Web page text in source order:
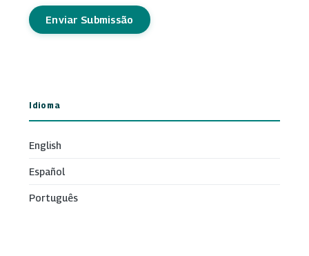
Enviar Submissão
Idioma
English
Español
Português